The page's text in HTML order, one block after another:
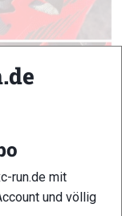
run.de mit
und völlig